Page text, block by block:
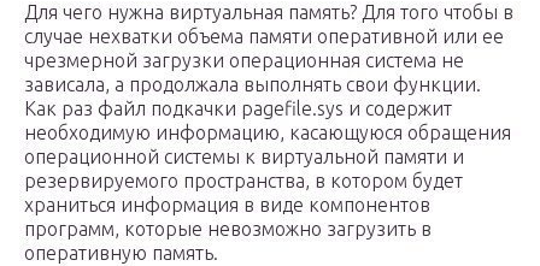
Для чего нужна виртуальная память? Для того чтобы в
случае нехватки объема памяти оперативной или ее
чрезмерной загрузки операционная система не
зависала, а продолжала выполнять свои функции.
Как раз файл подкачки pagefile.sys и содержит
необходимую информацию, касающуюся обращения
операционной системы к виртуальной памяти и
резервируемого пространства, в котором будет
храниться информация в виде компонентов
программ, которые невозможно загрузить в
оперативную память.